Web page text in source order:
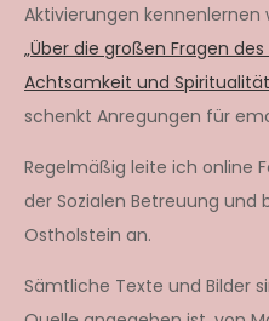
Aktivierungen kennenlernen
„Über die großen Fragen
Achtsamkeit und
schenkt Anregungen für
Regelmäßig leite ich online
der Sozialen Betreuung und
Ostholstein an.
Sämtliche Texte und Bilder